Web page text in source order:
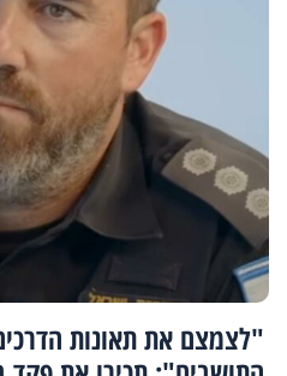
"לצמצם את תאונות